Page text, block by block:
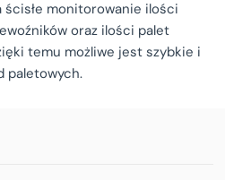
monitorowanie ilości
oraz ilości palet
temu możliwe jest szybkie i
paletowych.